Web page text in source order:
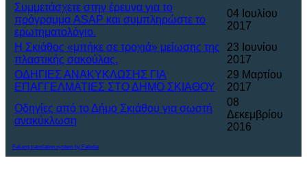
Συμμετάσχετε στην έρευνα για το
πρόγραμμα ASAP και συμπληρώστε το
ερωτηματολόγιο.
04 Ιουλίου
2017
Η Σκιάθος «μπήκε σε τροχιά» μείωσης της
πλαστικής σακούλας.
23 Ιουνίου
2017
ΟΔΗΓΙΕΣ ΑΝΑΚΥΚΛΩΣΗΣ ΓΙΑ
ΕΠΑΓΓΕΛΜΑΤΙΕΣ ΣΤΟ ΔΗΜΟ ΣΚΙΑΘΟΥ
29 Μαρτίου
2017
Οδηγίες από το Δήμο Σκιάθου για σωστή
ανακύκλωση
08
Δεκεμβρίου
2016
FaLang translation system by Faboba